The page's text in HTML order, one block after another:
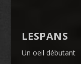
LESPANS
Un oeil débutant